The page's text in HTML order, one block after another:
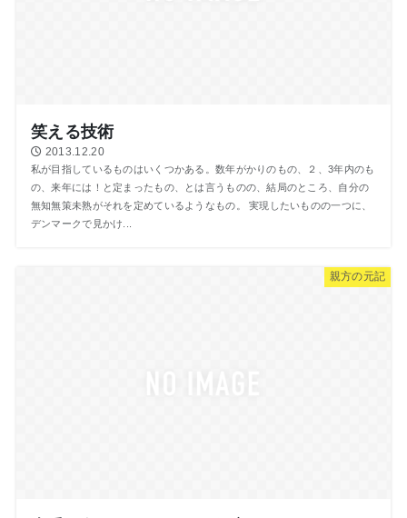
笑える技術
2013.12.20
私が目指しているものはいくつかある。数年がかりのもの、２、3年内のも
の、来年には！と定まったもの、とは言うものの、結局のところ、自分の
無知無策未熟がそれを定めているようなもの。 実現したいものの一つに、
デンマークで見かけ...
親方の元記